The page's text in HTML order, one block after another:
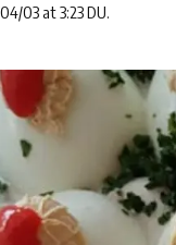
03 at 3:23 DU.